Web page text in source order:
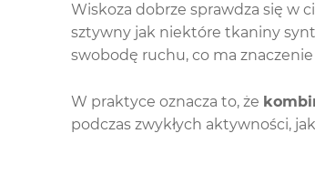
Wiskoza dobrze sprawdza się w
sztywny jak niektóre tkaniny
swobodę ruchu, co ma
W praktyce oznacza to, że
podczas zwykłych aktywności,